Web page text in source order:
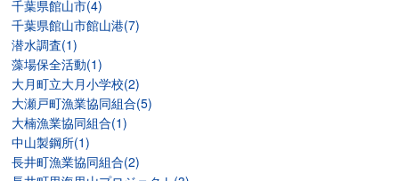
千葉県館山市(4)
千葉県館山市館山港(7)
潜水調査(1)
藻場保全活動(1)
大月町立大月小学校(2)
大瀬戸町漁業協同組合(5)
大楠漁業協同組合(1)
中山製鋼所(1)
長井町漁業協同組合(2)